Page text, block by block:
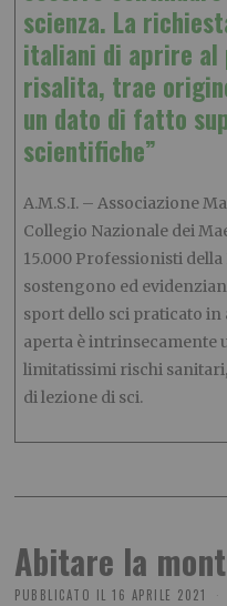
scienza. La
italiani di aprire
risalita, trae
un dato di fatto
scientifiche”
A.M.S.I. – Associazione
Collegio Nazionale dei
15.000 Professionisti della
sostengono ed
sport dello sci praticato in
aperta è intrinsecamente
limitatissimi rischi
di lezione di sci.
Abitare la
PUBBLICATO IL 16 APRILE 2021